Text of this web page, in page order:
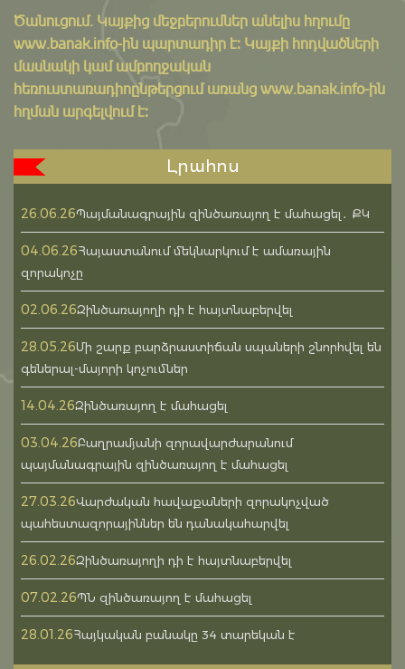
Ծանուցում․ Կայքից մեջբերումներ անելիս հղումը
www.banak.info-ին պարտադիր է: Կայքի հոդվածների
մասնակի կամ ամբողջական
հեռուստառադիոընթերցում առանց www.banak.info-ին
հղման արգելվում է:
Լրահոս
26.06.26Պայմանագրային զինծառայող է մահացել․ ՔԿ
04.06.26Հայաստանում մեկնարկում է ամառային
զորակոչը
02.06.26Զինծառայողի դի է հայտնաբերվել
28.05.26Մի շարք բարձրաստիճան սպաների շնորհվել են
գեներալ-մայորի կոչումներ
14.04.26Զինծառայող է մահացել
03.04.26Բաղրամյանի զորավարժարանում
պայմանագրային զինծառայող է մահացել
27.03.26Վարժական հավաքաների զորակոչված
պահեստազորայիններ են դանակահարվել
26.02.26Զինծառայողի դի է հայտնաբերվել
07.02.26ՊՆ զինծառայող է մահացել
28.01.26Հայկական բանակը 34 տարեկան է